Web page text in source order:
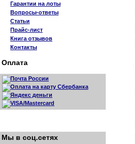
Гарантии на лоты
Вопросы-ответы
Статьи
Прайс-лист
Книга отзывов
Контакты
Оплата
Мы в соц.сетях